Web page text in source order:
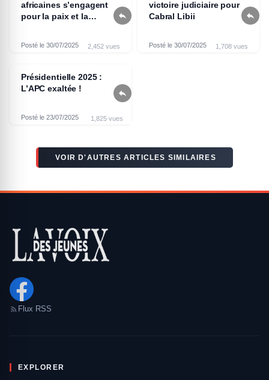
africaines s’engagent
pour la paix et la
Posté le 30/07/2025 2,452 vues

victoire judiciaire pour
Cabral Libii
Posté le 30/07/2025 1,708 vues

Présidentielle 2025 :
L’APC exaltée !
Posté le 23/07/2025 1,825 vues

VOIR D'AUTRES ARTICLES SIMILAIRES
Flux RSS
EXPLORER